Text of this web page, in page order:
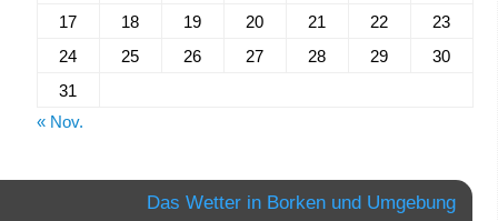
17
18 19 20 21 22
23
24
25 26 27 28 29
30
31
« Nov.
Das Wetter in Borken und Umgebung